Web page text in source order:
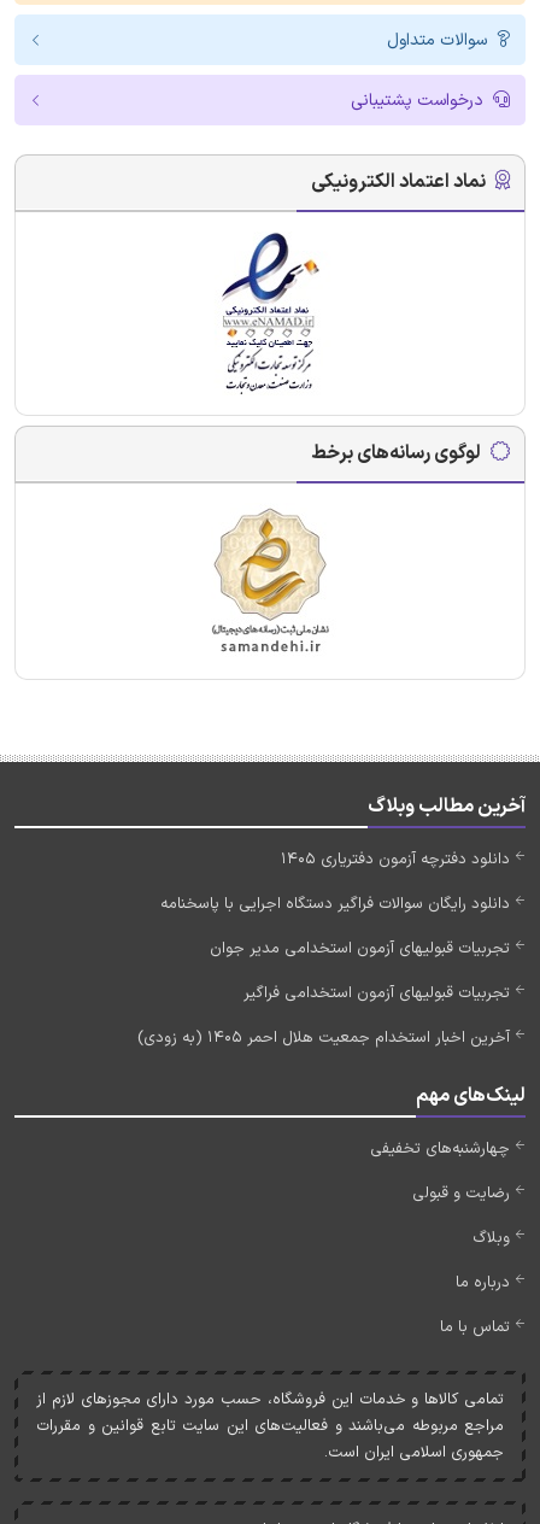
سوالات متداول
درخواست پشتیبانی
نماد اعتماد الکترونیکی
لوگوی رسانه‌های برخط
آخرین مطالب وبلاگ
دانلود دفترچه آزمون دفتریاری 1405
دانلود رایگان سوالات فراگیر دستگاه اجرایی با پاسخنامه
تجربیات قبولیهای آزمون استخدامی مدیر جوان
تجربیات قبولیهای آزمون استخدامی فراگیر
آخرین اخبار استخدام جمعیت هلال احمر 1405 (به زودی)
لینک‌های مهم
چهارشنبه‌های تخفیفی
رضایت و قبولی
وبلاگ
درباره ما
تماس با ما
تمامی کالاها و خدمات اين فروشگاه، حسب مورد دارای مجوزهای لازم از
مراجع مربوطه می‌باشند و فعاليت‌های اين سايت تابع قوانين و مقررات
جمهوری اسلامی ايران است.